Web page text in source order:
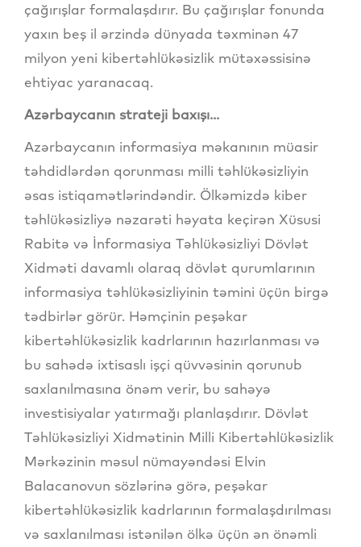
çağırışlar formalaşdırır. Bu çağırışlar fonunda
yaxın beş il ərzində dünyada təxminən 47
milyon yeni kibertəhlükəsizlik mütəxəssisinə
ehtiyac yaranacaq.
Azərbaycanın strateji baxışı...
Azərbaycanın informasiya məkanının müasir
təhdidlərdən qorunması milli təhlükəsizliyin
əsas istiqamətlərindəndir. Ölkəmizdə kiber
təhlükəsizliyə nəzarəti həyata keçirən Xüsusi
Rabitə və İnformasiya Təhlükəsizliyi Dövlət
Xidməti davamlı olaraq dövlət qurumlarının
informasiya təhlükəsizliyinin təmini üçün birgə
tədbirlər görür. Həmçinin peşəkar
kibertəhlükəsizlik kadrlarının hazırlanması və
bu sahədə ixtisaslı işçi qüvvəsinin qorunub
saxlanılmasına önəm verir, bu sahəyə
investisiyalar yatırmağı planlaşdırır. Dövlət
Təhlükəsizliyi Xidmətinin Milli Kibertəhlükəsizlik
Mərkəzinin məsul nümayəndəsi Elvin
Balacanovun sözlərinə görə, peşəkar
kibertəhlükəsizlik kadrlarının formalaşdırılması
və saxlanılması istənilən ölkə üçün ən önəmli